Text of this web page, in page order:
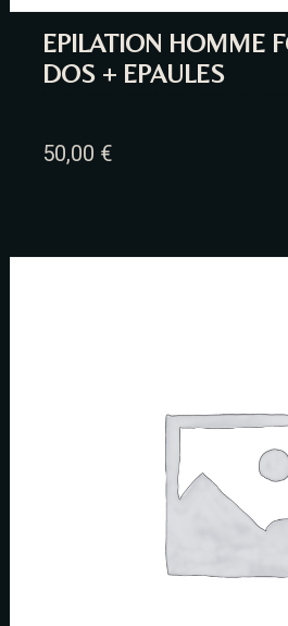
EPILATION HOMME
DOS + EPAULES
50,00 €